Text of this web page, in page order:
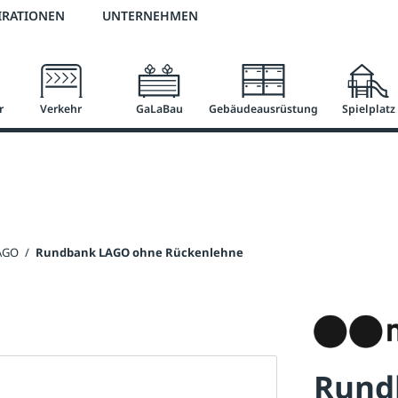
2 % Vorkassen-Skonto versandkostenfrei ab 50 €
UNTERNEHMEN
Verkehr GaLaBau Gebäudeausrüstung Spielplatz
/ Rundbank LAGO ohne Rückenlehne